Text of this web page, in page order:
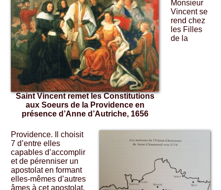
Saint Vincent remet les Constitutions
aux Soeurs de la Providence en
présence d’Anne d’Autriche, 1656
Monsieur
Vincent se
rend chez
les Filles
de la
Providence. Il choisit
7 d’entre elles
capables d’accomplir
et de pérenniser un
apostolat en formant
elles-mêmes d’autres
âmes à cet apostolat.